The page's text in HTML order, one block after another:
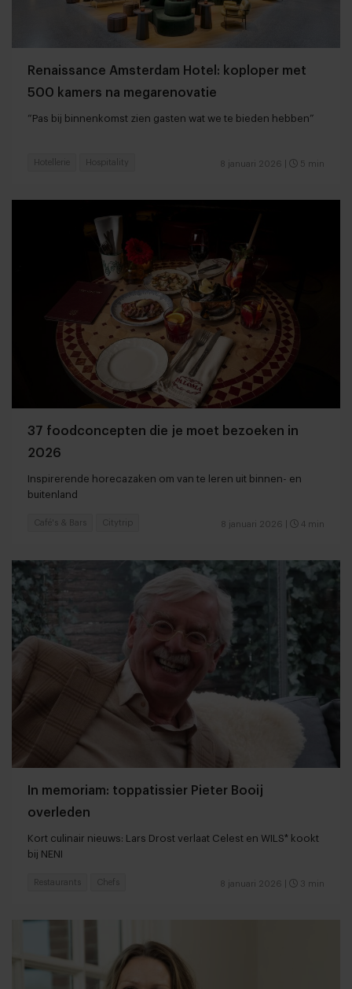
Renaissance Amsterdam Hotel: koploper met
500 kamers na megarenovatie
“Pas bij binnenkomst zien gasten wat we te bieden hebben”
8 januari 2026 5 min
Hotellerie Hospitality
37 foodconcepten die je moet bezoeken in
2026
Inspirerende horecazaken om van te leren uit binnen- en
buitenland
8 januari 2026 4 min
Café's & Bars Citytrip
In memoriam: toppatissier Pieter Booij
overleden
Kort culinair nieuws: Lars Drost verlaat Celest en WILS* kookt
bij NENI
8 januari 2026 3 min
Restaurants Chefs